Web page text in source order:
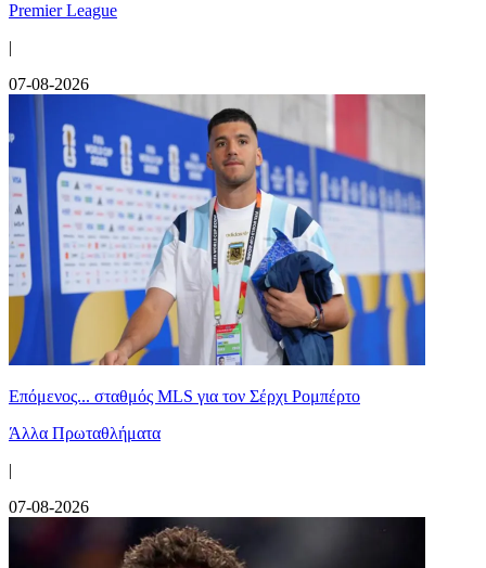
Premier League
|
07-08-2026
Επόμενος... σταθμός MLS για τον Σέρχι Ρομπέρτο
Άλλα Πρωταθλήματα
|
07-08-2026